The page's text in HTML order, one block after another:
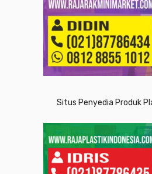
Situs Penyedia Produk